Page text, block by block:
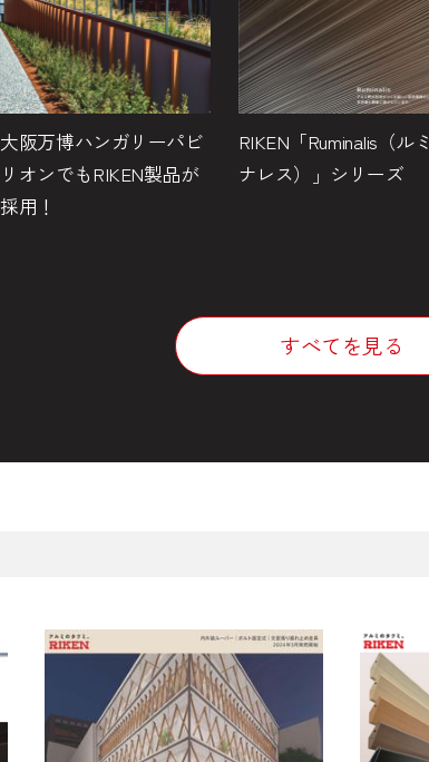
大阪万博ハンガリーパビ
リオンでもRIKEN製品が
採用！
RIKEN「Ruminalis（ルミ
ナレス）」シリーズ
すべてを見る